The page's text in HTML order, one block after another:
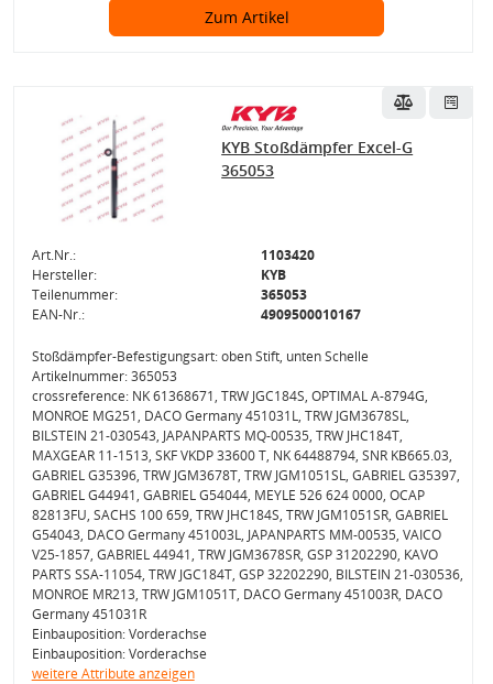
Zum Artikel
KYB Stoßdämpfer Excel-G
365053
Art.Nr.:
1103420
Hersteller:
KYB
Teilenummer:
365053
EAN-Nr.:
4909500010167
Stoßdämpfer-Befestigungsart: oben Stift, unten Schelle
Artikelnummer: 365053
crossreference: NK 61368671, TRW JGC184S, OPTIMAL A-8794G,
MONROE MG251, DACO Germany 451031L, TRW JGM3678SL,
BILSTEIN 21-030543, JAPANPARTS MQ-00535, TRW JHC184T,
MAXGEAR 11-1513, SKF VKDP 33600 T, NK 64488794, SNR KB665.03,
GABRIEL G35396, TRW JGM3678T, TRW JGM1051SL, GABRIEL G35397,
GABRIEL G44941, GABRIEL G54044, MEYLE 526 624 0000, OCAP
82813FU, SACHS 100 659, TRW JHC184S, TRW JGM1051SR, GABRIEL
G54043, DACO Germany 451003L, JAPANPARTS MM-00535, VAICO
V25-1857, GABRIEL 44941, TRW JGM3678SR, GSP 31202290, KAVO
PARTS SSA-11054, TRW JGC184T, GSP 32202290, BILSTEIN 21-030536,
MONROE MR213, TRW JGM1051T, DACO Germany 451003R, DACO
Germany 451031R
Einbauposition: Vorderachse
Einbauposition: Vorderachse
weitere Attribute anzeigen